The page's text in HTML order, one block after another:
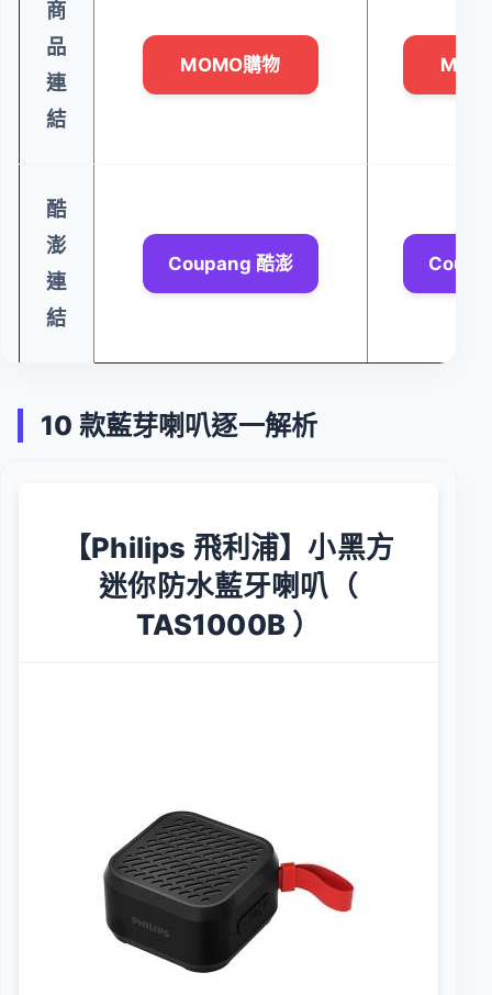
商
品
連
結
MOMO購物
酷
澎
連
結
Coupang 酷澎
10 款藍芽喇叭逐一解析
【Philips 飛利浦】小黑方
迷你防水藍牙喇叭（
TAS1000B ）